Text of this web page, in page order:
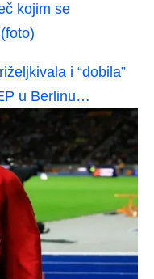
kojim se
i “dobila”
u Berlinu…